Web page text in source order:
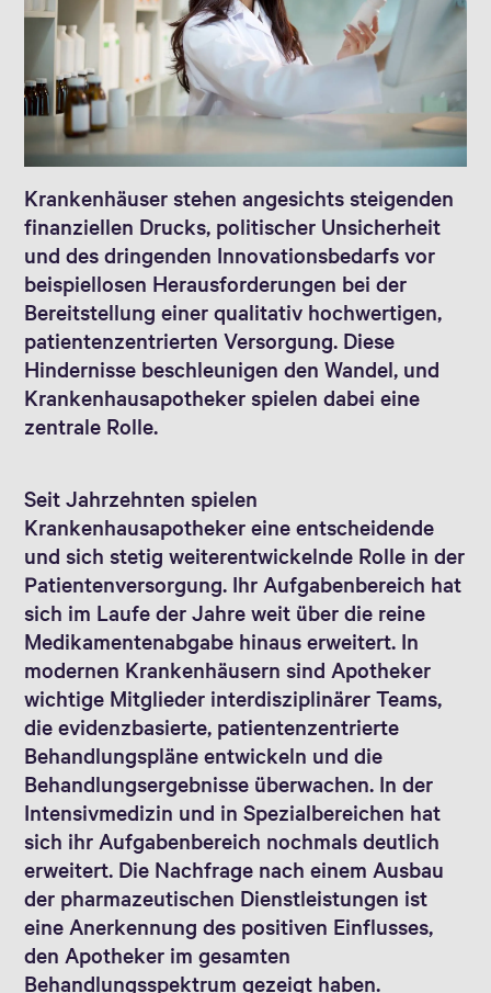
Krankenhäuser stehen angesichts steigenden
finanziellen Drucks, politischer Unsicherheit
und des dringenden Innovationsbedarfs vor
beispiellosen Herausforderungen bei der
Bereitstellung einer qualitativ hochwertigen,
patientenzentrierten Versorgung. Diese
Hindernisse beschleunigen den Wandel, und
Krankenhausapotheker spielen dabei eine
zentrale Rolle.
Seit Jahrzehnten spielen
Krankenhausapotheker eine entscheidende
und sich stetig weiterentwickelnde Rolle in der
Patientenversorgung. Ihr Aufgabenbereich hat
sich im Laufe der Jahre weit über die reine
Medikamentenabgabe hinaus erweitert. In
modernen Krankenhäusern sind Apotheker
wichtige Mitglieder interdisziplinärer Teams,
die evidenzbasierte, patientenzentrierte
Behandlungspläne entwickeln und die
Behandlungsergebnisse überwachen. In der
Intensivmedizin und in Spezialbereichen hat
sich ihr Aufgabenbereich nochmals deutlich
erweitert. Die Nachfrage nach einem Ausbau
der pharmazeutischen Dienstleistungen ist
eine Anerkennung des positiven Einflusses,
den Apotheker im gesamten
Behandlungsspektrum gezeigt haben.